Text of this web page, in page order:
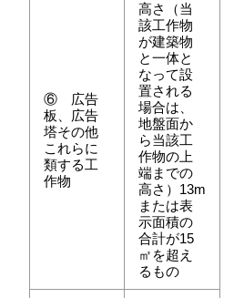
⑥ 広告
板、広告
塔その他
これらに
類する工
作物
高さ（当
該工作物
が建築物
と一体と
なって設
置される
場合は、
地盤面か
ら当該工
作物の上
端までの
高さ）13m
または表
示面積の
合計が15
㎡を超え
るもの